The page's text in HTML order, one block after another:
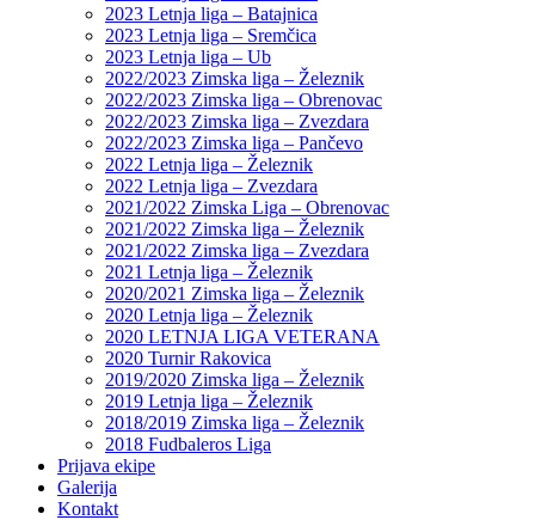
2023 Letnja liga – Batajnica
2023 Letnja liga – Sremčica
2023 Letnja liga – Ub
2022/2023 Zimska liga – Železnik
2022/2023 Zimska liga – Obrenovac
2022/2023 Zimska liga – Zvezdara
2022/2023 Zimska liga – Pančevo
2022 Letnja liga – Železnik
2022 Letnja liga – Zvezdara
2021/2022 Zimska Liga – Obrenovac
2021/2022 Zimska liga – Železnik
2021/2022 Zimska liga – Zvezdara
2021 Letnja liga – Železnik
2020/2021 Zimska liga – Železnik
2020 Letnja liga – Železnik
2020 LETNJA LIGA VETERANA
2020 Turnir Rakovica
2019/2020 Zimska liga – Železnik
2019 Letnja liga – Železnik
2018/2019 Zimska liga – Železnik
2018 Fudbaleros Liga
Prijava ekipe
Galerija
Kontakt